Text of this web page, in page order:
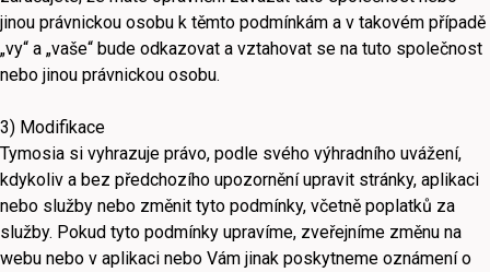
jinou právnickou osobu k těmto podmínkám a v takovém případě
„vy“ a „vaše“ bude odkazovat a vztahovat se na tuto společnost
nebo jinou právnickou osobu.
3) Modifikace
Tymosia si vyhrazuje právo, podle svého výhradního uvážení,
kdykoliv a bez předchozího upozornění upravit stránky, aplikaci
nebo služby nebo změnit tyto podmínky, včetně poplatků za
služby. Pokud tyto podmínky upravíme, zveřejníme změnu na
webu nebo v aplikaci nebo Vám jinak poskytneme oznámení o